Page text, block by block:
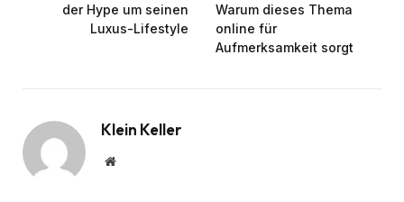
der Hype um seinen
Luxus-Lifestyle
Warum dieses Thema
online für
Aufmerksamkeit sorgt
Klein Keller
Website